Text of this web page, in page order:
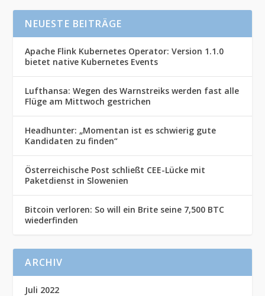
NEUESTE BEITRÄGE
Apache Flink Kubernetes Operator: Version 1.1.0
bietet native Kubernetes Events
Lufthansa: Wegen des Warnstreiks werden fast alle
Flüge am Mittwoch gestrichen
Headhunter: „Momentan ist es schwierig gute
Kandidaten zu finden“
Österreichische Post schließt CEE-Lücke mit
Paketdienst in Slowenien
Bitcoin verloren: So will ein Brite seine 7,500 BTC
wiederfinden
ARCHIV
Juli 2022